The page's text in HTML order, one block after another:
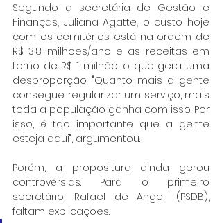
Segundo a secretária de Gestão e
Finanças, Juliana Agatte, o custo hoje
com os cemitérios está na ordem de
R$ 3,8 milhões/ano e as receitas em
torno de R$ 1 milhão, o que gera uma
desproporção. "Quanto mais a gente
consegue regularizar um serviço, mais
toda a população ganha com isso. Por
isso, é tão importante que a gente
esteja aqui", argumentou.
Porém, a propositura ainda gerou
controvérsias. Para o primeiro
secretário, Rafael de Angeli (PSDB),
faltam explicações.